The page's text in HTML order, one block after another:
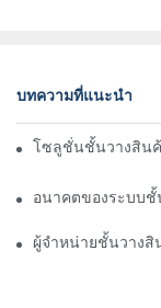
บทความที่แนะนำ
โซลูชั่นชั้นวางสินค้
อนาคตของระบบ
ผู้จำหน่ายชั้นวาง